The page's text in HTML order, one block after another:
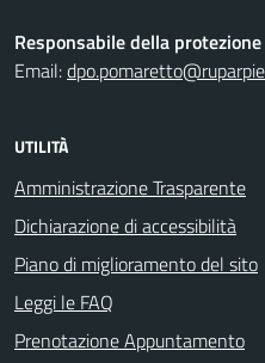
Responsabile della
Email:
UTILITÀ
Amministrazione Trasparente
Dichiarazione di accessibilità
Piano di miglioramento del sito
Leggi le FAQ
Prenotazione Appuntamento